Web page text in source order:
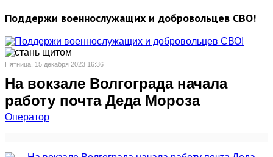
Поддержи военнослужащих и добровольцев СВО!
Пятница, 15 декабря 2023 16:36
На вокзале Волгограда начала
работу почта Деда Мороза
Оператор